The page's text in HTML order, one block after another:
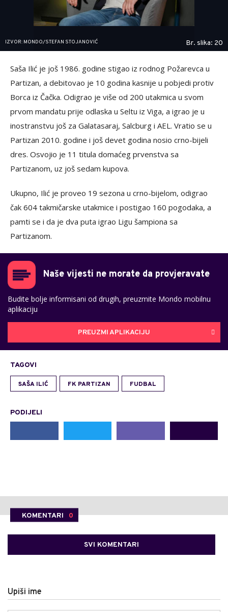
IZVOR: MONDO/STEFAN STOJANOVIĆ Br. slika: 20
Saša Ilić je još 1986. godine stigao iz rodnog Požarevca u
Partizan, a debitovao je 10 godina kasnije u pobjedi protiv
Borca iz Čačka. Odigrao je više od 200 utakmica u svom
prvom mandatu prije odlaska u Seltu iz Viga, a igrao je u
inostranstvu još za Galatasaraj, Salcburg i AEL. Vratio se u
Partizan 2010. godine i još devet godina nosio crno-bijeli
dres. Osvojio je 11 titula domaćeg prvenstva sa
Partizanom, uz još sedam kupova.
Ukupno, Ilić je proveo 19 sezona u crno-bijelom, odigrao
čak 604 takmičarske utakmice i postigao 160 pogodaka, a
pamti se i da je dva puta igrao Ligu šampiona sa
Partizanom.
Naše vijesti ne morate da provjeravate
Budite bolje informisani od drugih, preuzmite Mondo mobilnu
aplikaciju
PREUZMI APLIKACIJU
TAGOVI
SAŠA ILIĆ FK PARTIZAN FUDBAL
PODIJELI
KOMENTARI 0
SVI KOMENTARI
Upiši ime